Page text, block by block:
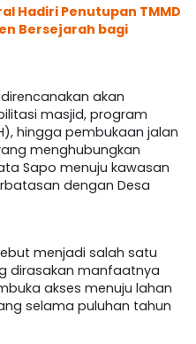
Hadiri Penutupan TMMD
Bersejarah bagi
akan
masjid, program
hingga pembukaan jalan
menghubungkan
Sapo menuju kawasan
dengan Desa
menjadi salah satu
dirasakan manfaatnya
akses menuju lahan
selama puluhan tahun